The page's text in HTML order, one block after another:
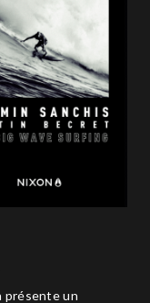
présente un